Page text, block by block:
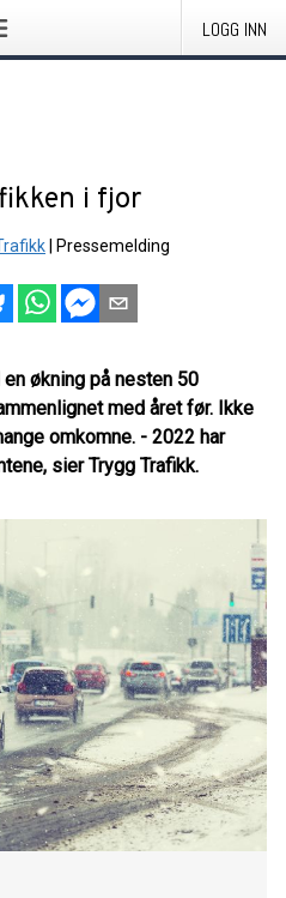
LOGG INN
i fjor
Pressemelding
økning på nesten 50
med året før. Ikke
omkomne. - 2022 har
sier Trygg Trafikk.